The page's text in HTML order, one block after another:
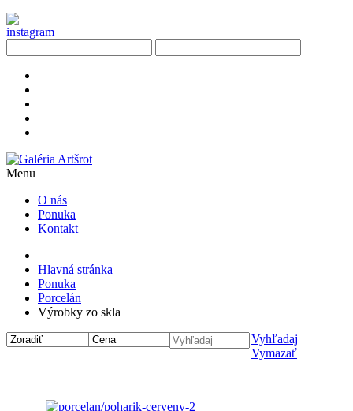
Menu
O nás
Ponuka
Kontakt
Hlavná stránka
Ponuka
Porcelán
Výrobky zo skla
Vyhľadaj
Vymazať